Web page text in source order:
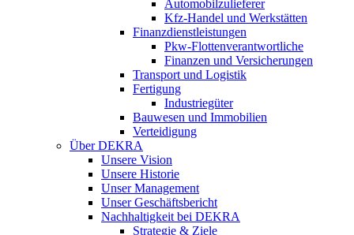
Automobilzulieferer
Kfz-Handel und Werkstätten
Finanzdienstleistungen
Pkw‑Flottenverantwortliche
Finanzen und Versicherungen
Transport und Logistik
Fertigung
Industriegüter
Bauwesen und Immobilien
Verteidigung
Über DEKRA
Unsere Vision
Unsere Historie
Unser Management
Unser Geschäftsbericht
Nachhaltigkeit bei DEKRA
Strategie & Ziele